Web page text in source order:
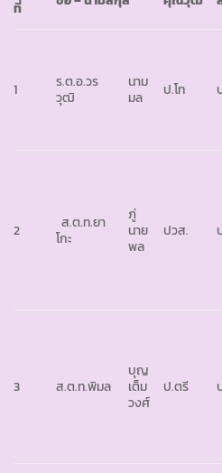
ที่
1
ร.ต.อ.วร
วุฒิ
นาม
มล
ป.โท
2
ส.ต.ท.ยา
โกะ
ภู่
นาย
พล
ปวส.
3 ส.ต.ท.พิมล
บุญ
เต็ม
วงศ์
ป.ตรี